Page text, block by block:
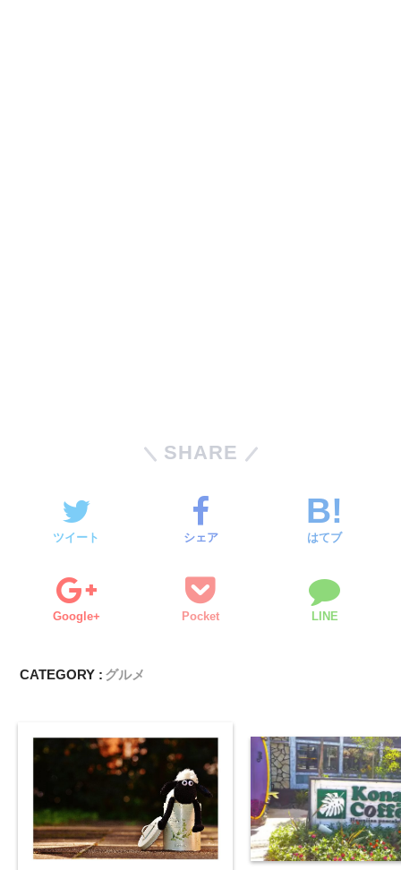
SHARE
ツイート シェア はてブ
Google+ Pocket LINE
CATEGORY : グルメ